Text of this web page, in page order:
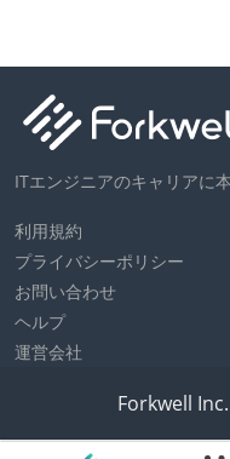
ITエンジニアのキャリアに
利用規約
プライバシーポリシー
お問い合わせ
ヘルプ
運営会社
Forkwell